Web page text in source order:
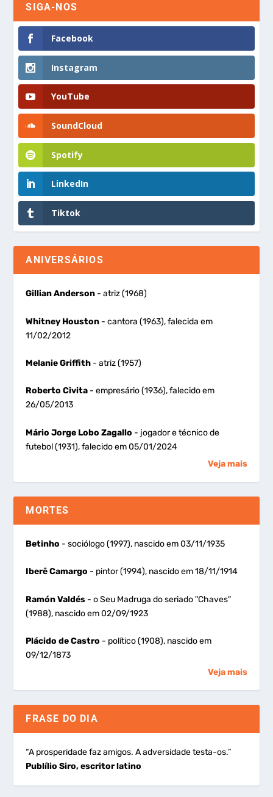
SIGA-NOS
Facebook
Instagram
YouTube
SoundCloud
Spotify
LinkedIn
Tiktok
ANIVERSÁRIOS
Gillian Anderson - atriz (1968)
Whitney Houston - cantora (1963), falecida em
11/02/2012
Melanie Griffith - atriz (1957)
Roberto Civita - empresário (1936), falecido em
26/05/2013
Mário Jorge Lobo Zagallo - jogador e técnico de
futebol (1931), falecido em 05/01/2024
Veja mais
MORTES
Betinho - sociólogo (1997), nascido em 03/11/1935
Iberê Camargo - pintor (1994), nascido em 18/11/1914
Ramón Valdés - o Seu Madruga do seriado "Chaves"
(1988), nascido em 02/09/1923
Plácido de Castro - político (1908), nascido em
09/12/1873
Veja mais
FRASE DO DIA
“A prosperidade faz amigos. A adversidade testa-os.”
Publílio Siro, escritor latino